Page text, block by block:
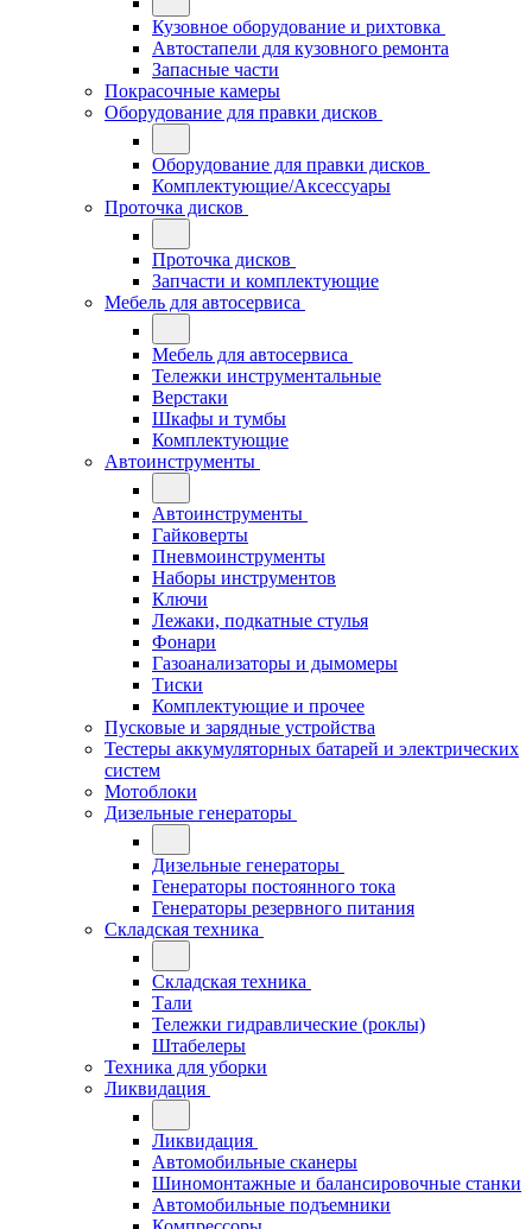
Кузовное оборудование и рихтовка
Автостапели для кузовного ремонта
Запасные части
Покрасочные камеры
Оборудование для правки дисков
Оборудование для правки дисков
Комплектующие/Аксессуары
Проточка дисков
Проточка дисков
Запчасти и комплектующие
Мебель для автосервиса
Мебель для автосервиса
Тележки инструментальные
Верстаки
Шкафы и тумбы
Комплектующие
Автоинструменты
Автоинструменты
Гайковерты
Пневмоинструменты
Наборы инструментов
Ключи
Лежаки, подкатные стулья
Фонари
Газоанализаторы и дымомеры
Тиски
Комплектующие и прочее
Пусковые и зарядные устройства
Тестеры аккумуляторных батарей и электрических
систем
Мотоблоки
Дизельные генераторы
Дизельные генераторы
Генераторы постоянного тока
Генераторы резервного питания
Складская техника
Складская техника
Тали
Тележки гидравлические (роклы)
Штабелеры
Техника для уборки
Ликвидация
Ликвидация
Автомобильные сканеры
Шиномонтажные и балансировочные станки
Автомобильные подъемники